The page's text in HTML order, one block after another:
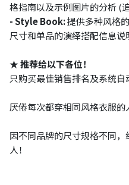
格指南以及示例图片的分析 (
- Style Book:提供多种风格
尺寸和单品的演绎搭配信息说
★ 推荐给以下各位！
只购买最佳销售排名及系统自
厌倦每次都穿相同风格衣服的
因不同品牌的尺寸规格不同
人！